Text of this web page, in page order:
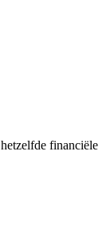
financiële